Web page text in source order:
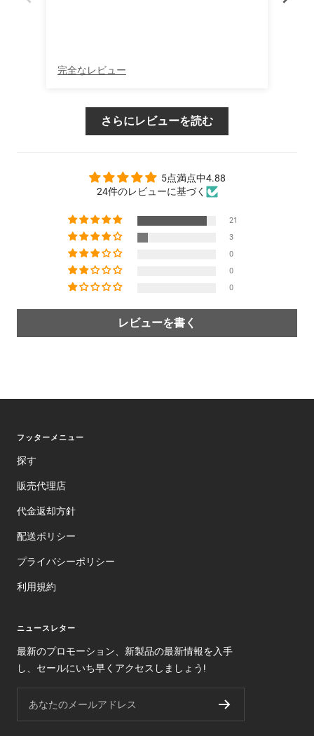
完全なレビュー
さらにレビューを読む
5点満点中4.88
24件のレビューに基づく
21
3
0
0
0
レビューを書く
フッターメニュー
探す
販売代理店
代金返却方針
配送ポリシー
プライバシーポリシー
利用規約
ニュースレター
最新のプロモーション、新製品の最新情報を入手
し、セールにいち早くアクセスしましょう!
あなたのメールアドレス